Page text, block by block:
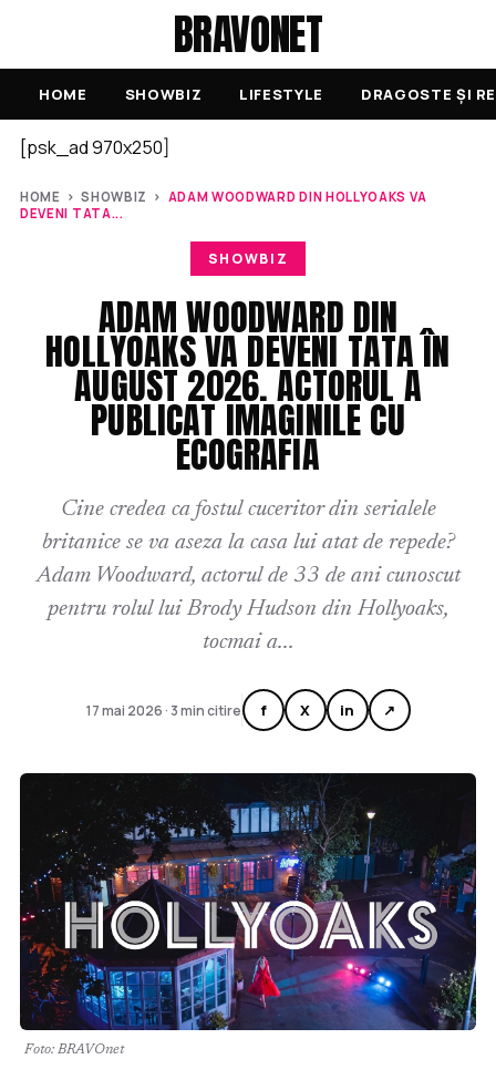
BRAVONET
HOME SHOWBIZ LIFESTYLE DRAGOSTE ȘI
[psk_ad 970x250]
HOME ›SHOWBIZ › ADAM WOODWARD DIN HOLLYOAKS VA
DEVENI TATA...
SHOWBIZ
ADAM WOODWARD DIN
HOLLYOAKS VA DEVENI TATA ÎN
AUGUST 2026. ACTORUL A
PUBLICAT IMAGINILE CU
ECOGRAFIA
Cine credea ca fostul cuceritor din serialele
britanice se va aseza la casa lui atat de repede?
Adam Woodward, actorul de 33 de ani cunoscut
pentru rolul lui Brody Hudson din Hollyoaks,
tocmai a...
17 mai 2026 · 3 min citire f X in ↗
Foto: BRAVOnet